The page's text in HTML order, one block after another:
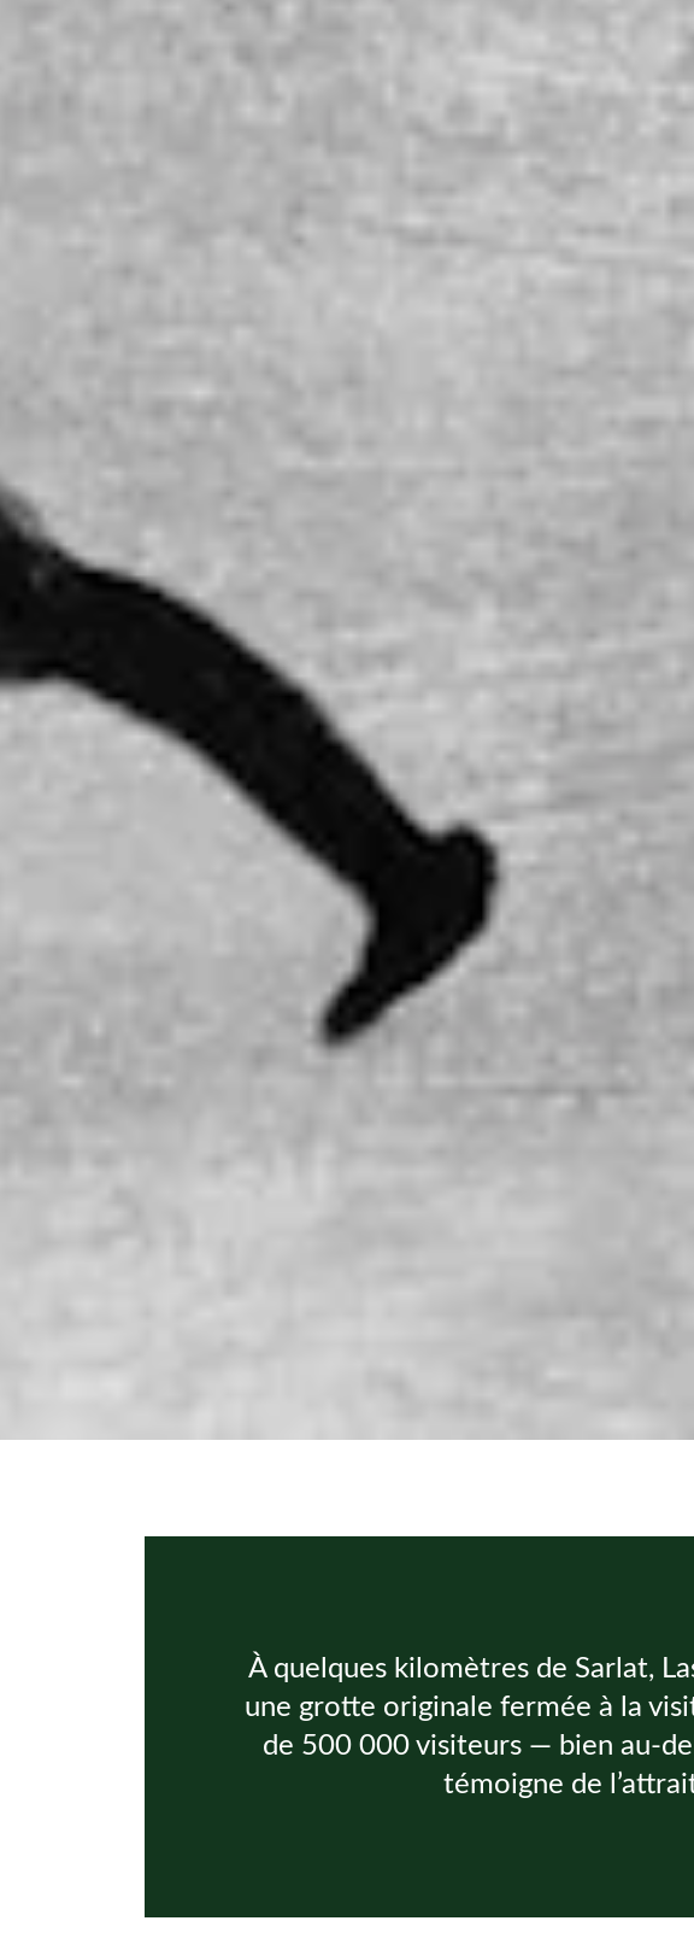
À quelques kilomètres de Sarlat,
une grotte originale fermée à la
de 500 000 visiteurs — bien au-
témoigne de